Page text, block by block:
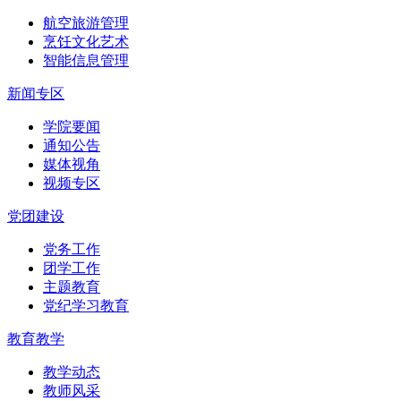
航空旅游管理
烹饪文化艺术
智能信息管理
新闻专区
学院要闻
通知公告
媒体视角
视频专区
党团建设
党务工作
团学工作
主题教育
党纪学习教育
教育教学
教学动态
教师风采